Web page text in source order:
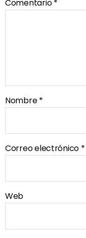
Comentario*
Nombre*
Correo electrónico *
Web